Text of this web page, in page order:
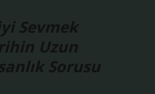
Sevmek
Uzun
Sorusu